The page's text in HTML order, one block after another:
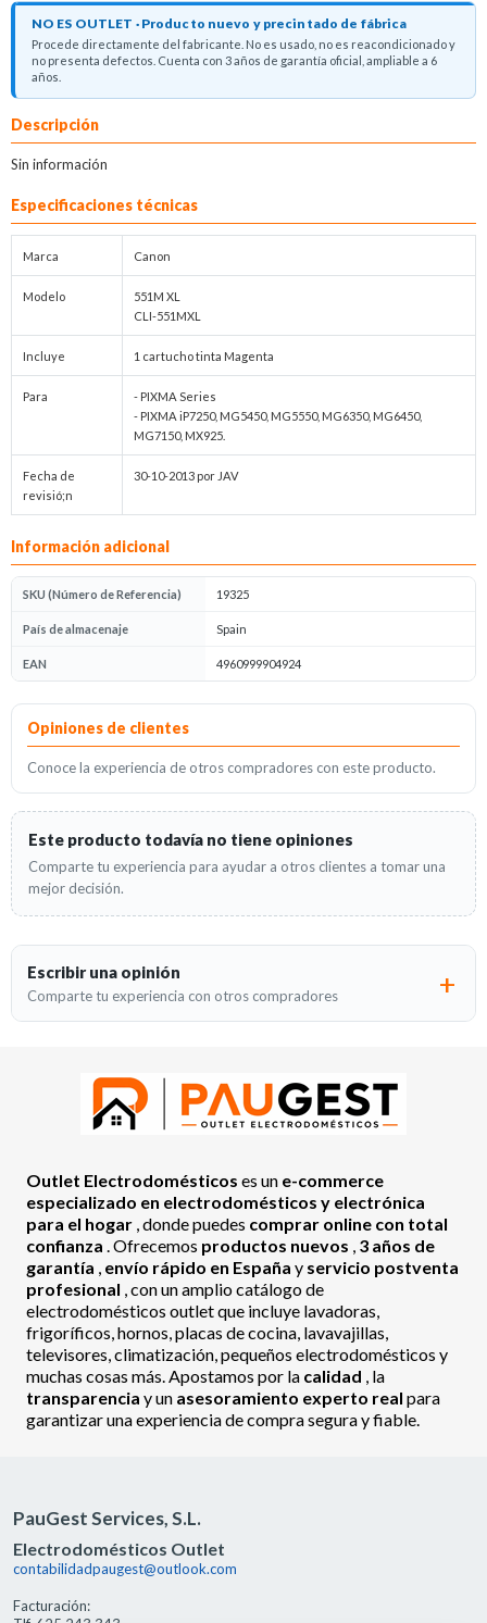
NO ES OUTLET · Producto nuevo y precintado de fábrica
Procede directamente del fabricante. No es usado, no es reacondicionado y
no presenta defectos. Cuenta con 3 años de garantía oficial, ampliable a 6
años.
Descripción
Sin información
Especificaciones técnicas
Marca Canon
Modelo
551M XL
CLI-551MXL
Incluye 1 cartucho tinta Magenta
Para
- PIXMA Series
- PIXMA iP7250, MG5450, MG5550, MG6350, MG6450,
MG7150, MX925.
Fecha de
revisió;n
30-10-2013 por JAV
Información adicional
SKU (Número de Referencia) 19325
País de almacenaje Spain
EAN 4960999904924
Opiniones
Opiniones de clientes
Conoce la experiencia de otros compradores con este producto.
Este producto todavía no tiene opiniones
Comparte tu experiencia para ayudar a otros clientes a tomar una
mejor decisión.
Escribir una opinión
Comparte tu experiencia con otros compradores
Outlet Electrodomésticos es un e-commerce
especializado en electrodomésticos y electrónica
para el hogar , donde puedes comprar online con total
confianza . Ofrecemos productos nuevos , 3 años de
garantía , envío rápido en España y servicio postventa
profesional , con un amplio catálogo de
electrodomésticos outlet que incluye lavadoras,
frigoríficos, hornos, placas de cocina, lavavajillas,
televisores, climatización, pequeños electrodomésticos y
muchas cosas más. Apostamos por la calidad , la
transparencia y un asesoramiento experto real para
garantizar una experiencia de compra segura y fiable.
PauGest Services, S.L.
Electrodomésticos Outlet
contabilidadpaugest@outlook.com
Facturación: